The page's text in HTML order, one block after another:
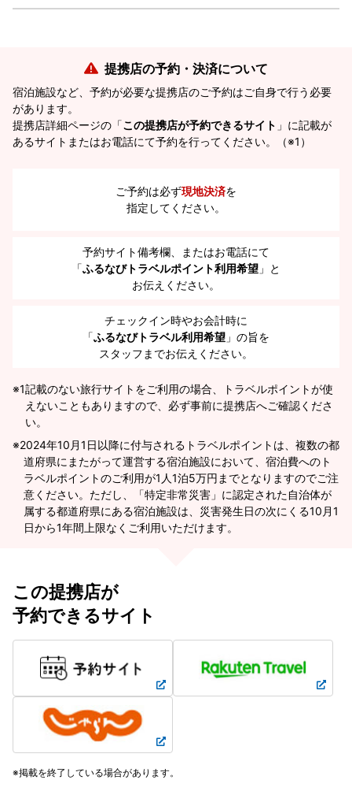
提携店の予約・決済について
宿泊施設など、予約が必要な提携店のご予約はご自身で行う必要
があります。
提携店詳細ページの「この提携店が予約できるサイト 」に記載が
あるサイトまたはお電話にて予約を行ってください。（※1）
ご予約は必ず現地決済を
指定してください。
予約サイト備考欄、またはお電話にて
「ふるなびトラベルポイント利用希望 」と
お伝えください。
チェックイン時やお会計時に
「ふるなびトラベル利用希望 」の旨を
スタッフまでお伝えください。
※1記載のない旅行サイトをご利用の場合、トラベルポイントが使
えないこともありますので、必ず事前に提携店へご確認くださ
い。
2024年10月1日以降に付与されるトラベルポイントは、複数の都
道府県にまたがって運営する宿泊施設において、宿泊費へのト
ラベルポイントのご利用が1人1泊5万円までとなりますのでご注
意ください。ただし、「特定非常災害」に認定された自治体が
属する都道府県にある宿泊施設は、災害発生日の次にくる10月1
日から1年間上限なくご利用いただけます。
この提携店が
予約できるサイト
掲載を終了している場合があります。